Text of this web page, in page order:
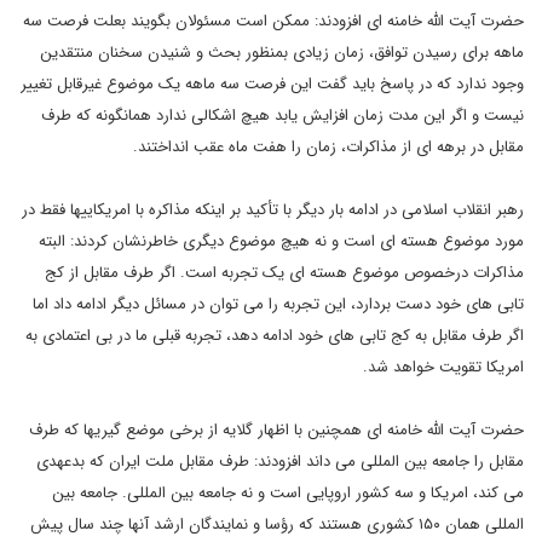
حضرت آیت الله خامنه ای افزودند: ممکن است مسئولان بگویند بعلت فرصت سه
ماهه برای رسیدن توافق، زمان زیادی بمنظور بحث و شنیدن سخنان منتقدین
وجود ندارد که در پاسخ باید گفت این فرصت سه ماهه یک موضوع غیرقابل تغییر
نیست و اگر این مدت زمان افزایش یابد هیچ اشکالی ندارد همانگونه که طرف
مقابل در برهه ای از مذاکرات، زمان را هفت ماه عقب انداختند.
رهبر انقلاب اسلامی در ادامه بار دیگر با تأکید بر اینکه مذاکره با امریکاییها فقط در
مورد موضوع هسته ای است و نه هیچ موضوع دیگری خاطرنشان کردند: البته
مذاکرات درخصوص موضوع هسته ای یک تجربه است. اگر طرف مقابل از کج
تابی های خود دست بردارد، این تجربه را می توان در مسائل دیگر ادامه داد اما
اگر طرف مقابل به کج تابی های خود ادامه دهد، تجربه قبلی ما در بی اعتمادی به
امریکا تقویت خواهد شد.
حضرت آیت الله خامنه ای همچنین با اظهار گلایه از برخی موضع گیریها که طرف
مقابل را جامعه بین المللی می داند افزودند: طرف مقابل ملت ایران که بدعهدی
می کند، امریکا و سه کشور اروپایی است و نه جامعه بین المللی. جامعه بین
المللی همان ۱۵۰ کشوری هستند که رؤسا و نمایندگان ارشد آنها چند سال پیش